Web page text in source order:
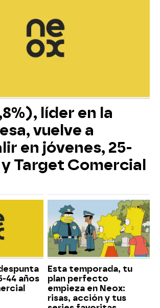
líder en la
vuelve a
en jóvenes, 25-
y Target Comercial
44 años
Esta temporada, tu
plan perfecto
empieza en Neox:
risas, acción y tus